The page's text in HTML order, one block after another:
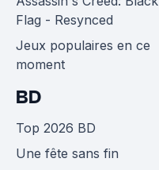
Flag - Resynced
Jeux populaires en ce
moment
BD
Top 2026 BD
Une fête sans fin